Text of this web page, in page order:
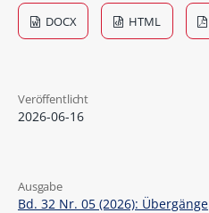
DOCX HTML
Veröffentlicht
2026-06-16
Ausgabe
Bd. 32 Nr. 05 (2026): Übergänge